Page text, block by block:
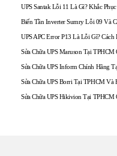
UPS Santak Lỗi 11 Là Gì? Khắc Phục
Biến Tần Inverter Sumry Lỗi 09 Và
UPS APC Error P13 Là Lỗi Gì? Cách
Sửa Chữa UPS Maruson Tại TPHCM
Sửa Chữa UPS Inform Chính Hãng
Sửa Chữa UPS Borri Tại TPHCM Và
Sửa Chữa UPS Hikivion Tại TPHCM